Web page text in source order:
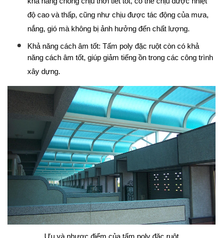
khả năng chống chịu thời tiết tốt, có thể chịu được nhiệt
độ cao và thấp, cũng như chịu được tác động của mưa,
nắng, gió mà không bị ảnh hưởng đến chất lượng.
Khả năng cách âm tốt: Tấm poly đặc ruột còn có khả
năng cách âm tốt, giúp giảm tiếng ồn trong các công trình
xây dựng.